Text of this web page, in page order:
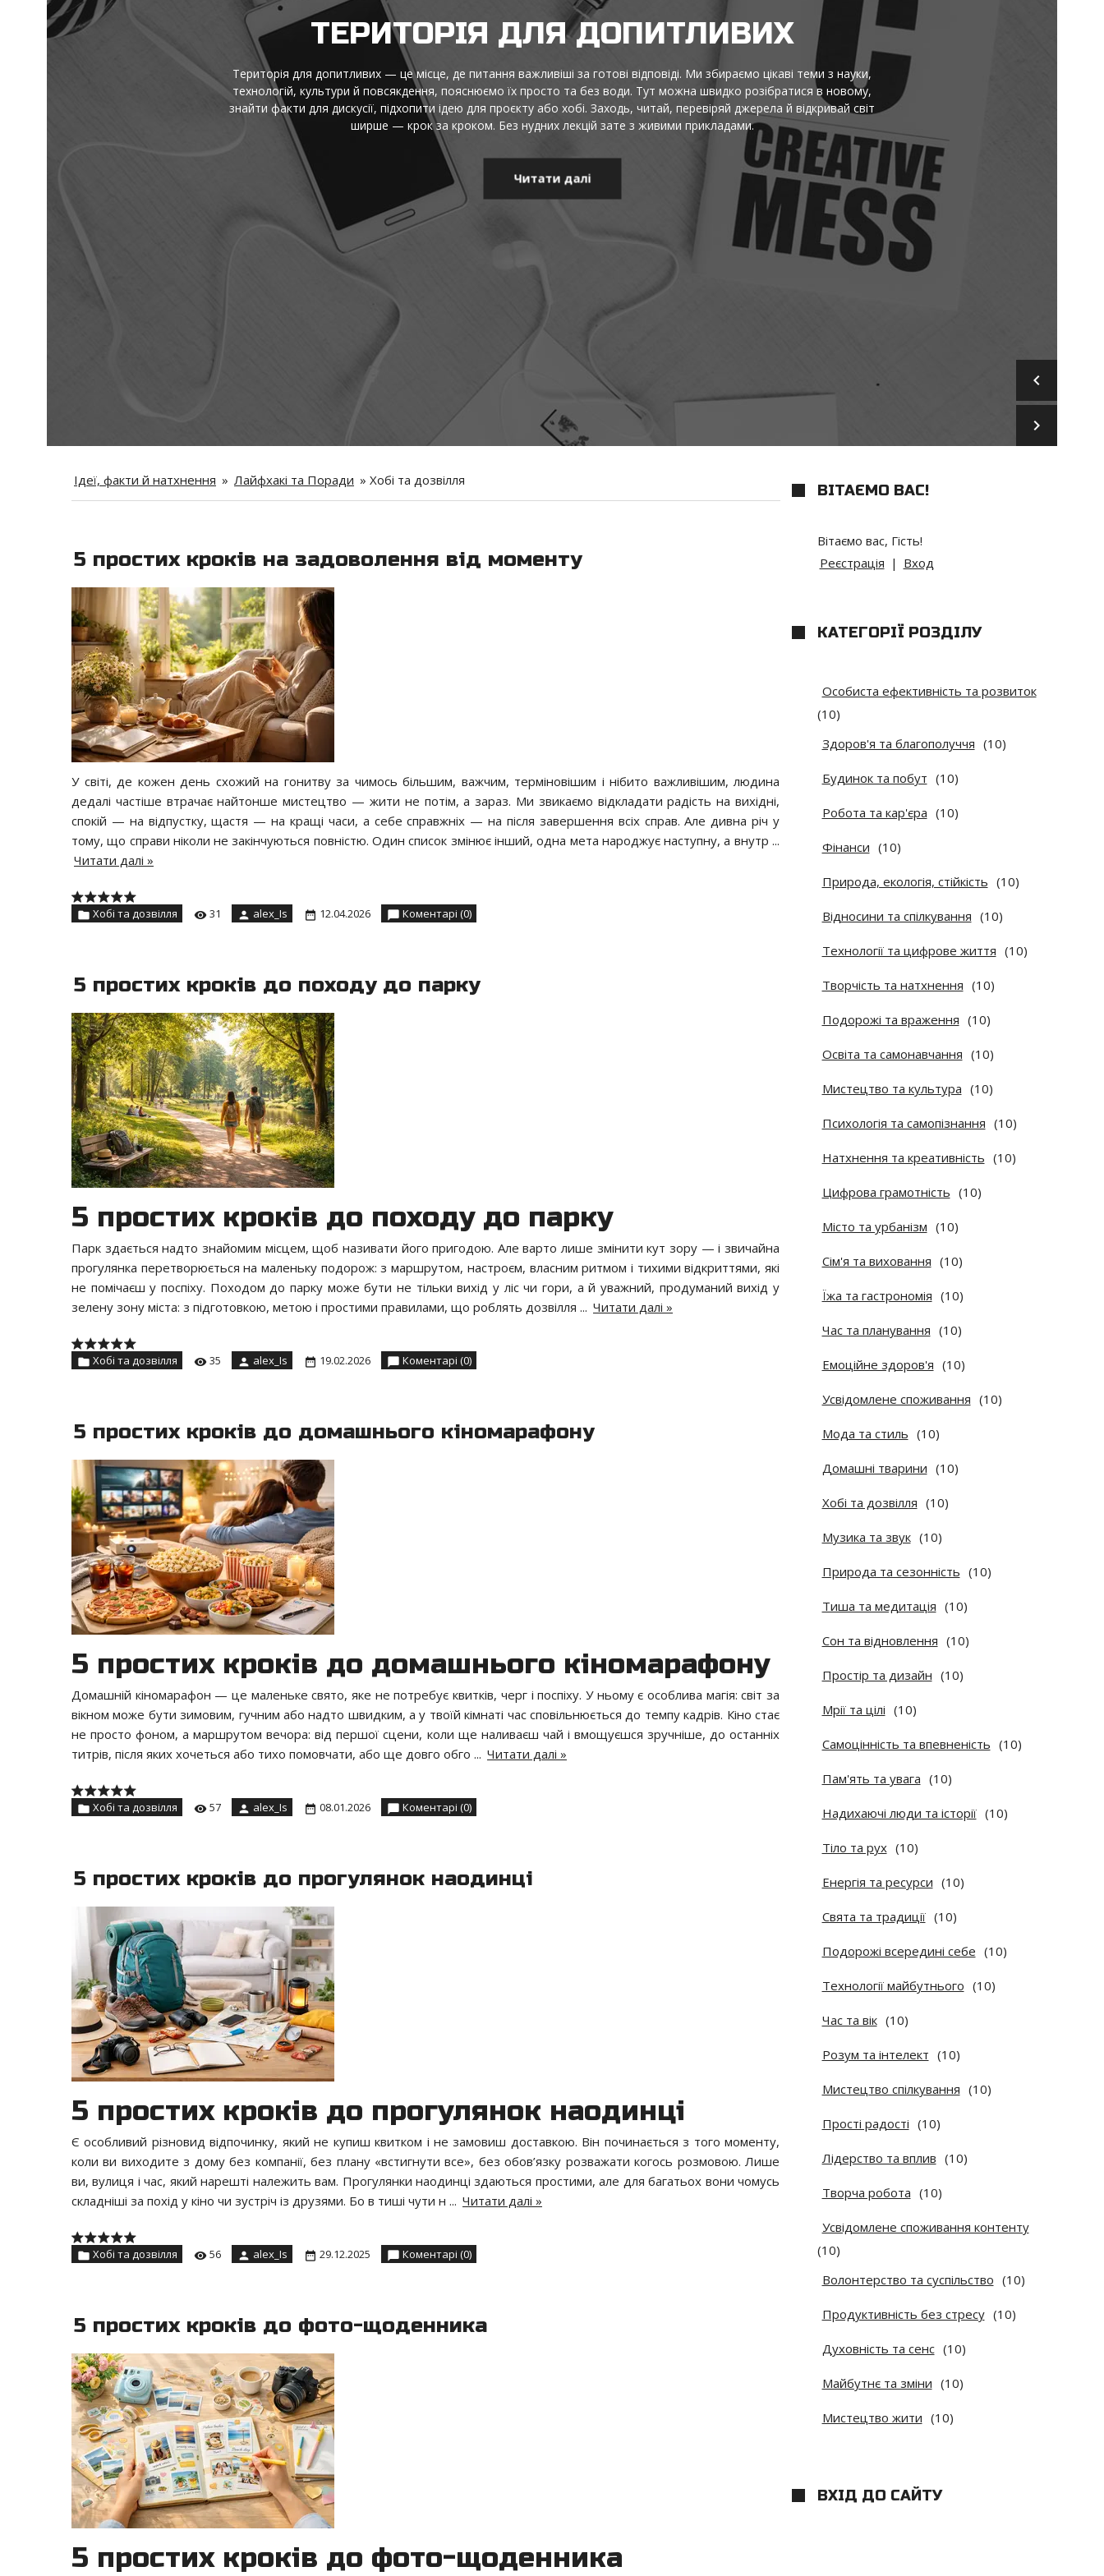
keyboard_arrow_left
keyboard_arrow_right
ІДЕЇ, ФАКТИ Й НАТХНЕННЯ
Ідеї, факти й натхнення — це територія, де цікаві думки стають зрозумілими, а корисна інформація не тоне в шумі. Тут
є короткі пояснення складного, добірки для роздумів, практичні підказки та маленькі відкриття. Читай, порівнюй,
перевіряй і надихайся — щоб бачити ширше, думати точніше й сміливо пробувати нове щодня. Без пафосу й моралей:
лише те, що працює, і те, що змушує усміхнутися та діяти.
Читати далі
Ідеї, факти й натхнення » Лайфхакі та Поради » Хобі та дозвілля
5 простих кроків на задоволення від моменту
У світі, де кожен день схожий на гонитву за чимось більшим, важчим, терміновішим і нібито важливішим, людина
дедалі частіше втрачає найтонше мистецтво — жити не потім, а зараз. Ми звикаємо відкладати радість на вихідні,
спокій — на відпустку, щастя — на кращі часи, а себе справжніх — на після завершення всіх справ. Але дивна річ у
тому, що справи ніколи не закінчуються повністю. Один список змінює інший, одна мета народжує наступну, а внутр ...
Читати далі »
Хобі та дозвілля 31 alex_Is 12.04.2026 Коментарі (0)
5 простих кроків до походу до парку
5 простих кроків до походу до парку
Парк здається надто знайомим місцем, щоб називати його пригодою. Але варто лише змінити кут зору — і звичайна
прогулянка перетворюється на маленьку подорож: з маршрутом, настроєм, власним ритмом і тихими відкриттями, які
не помічаєш у поспіху. Походом до парку може бути не тільки вихід у ліс чи гори, а й уважний, продуманий вихід у
зелену зону міста: з підготовкою, метою і простими правилами, що роблять дозвілля ... Читати далі »
Хобі та дозвілля 35 alex_Is 19.02.2026 Коментарі (0)
5 простих кроків до домашнього кіномарафону
5 простих кроків до домашнього кіномарафону
Домашній кіномарафон — це маленьке свято, яке не потребує квитків, черг і поспіху. У ньому є особлива магія: світ за
вікном може бути зимовим, гучним або надто швидким, а у твоїй кімнаті час сповільнюється до темпу кадрів. Кіно стає
не просто фоном, а маршрутом вечора: від першої сцени, коли ще наливаєш чай і вмощуєшся зручніше, до останніх
титрів, після яких хочеться або тихо помовчати, або ще довго обго ... Читати далі »
Хобі та дозвілля 57 alex_Is 08.01.2026 Коментарі (0)
5 простих кроків до прогулянок наодинці
5 простих кроків до прогулянок наодинці
Є особливий різновид відпочинку, який не купиш квитком і не замовиш доставкою. Він починається з того моменту,
коли ви виходите з дому без компанії, без плану «встигнути все», без обов’язку розважати когось розмовою. Лише
ви, вулиця і час, який нарешті належить вам. Прогулянки наодинці здаються простими, але для багатьох вони чомусь
складніші за похід у кіно чи зустріч із друзями. Бо в тиші чути н ... Читати далі »
Хобі та дозвілля 56 alex_Is 29.12.2025 Коментарі (0)
5 простих кроків до фото-щоденника
5 простих кроків до фото-щоденника
ВІТАЄМО ВАС!
Вітаємо вас, Гість!
Реєстрація | Вход
КАТЕГОРІЇ РОЗДІЛУ
Особиста ефективність та розвиток
(10)
Здоров'я та благополуччя (10)
Будинок та побут (10)
Робота та кар'єра (10)
Фінанси (10)
Природа, екологія, стійкість (10)
Відносини та спілкування (10)
Технології та цифрове життя (10)
Творчість та натхнення (10)
Подорожі та враження (10)
Освіта та самонавчання (10)
Мистецтво та культура (10)
Психологія та самопізнання (10)
Натхнення та креативність (10)
Цифрова грамотність (10)
Місто та урбанізм (10)
Сім'я та виховання (10)
Їжа та гастрономія (10)
Час та планування (10)
Емоційне здоров'я (10)
Усвідомлене споживання (10)
Мода та стиль (10)
Домашні тварини (10)
Хобі та дозвілля (10)
Музика та звук (10)
Природа та сезонність (10)
Тиша та медитація (10)
Сон та відновлення (10)
Простір та дизайн (10)
Мрії та цілі (10)
Самоцінність та впевненість (10)
Пам'ять та увага (10)
Надихаючі люди та історії (10)
Тіло та рух (10)
Енергія та ресурси (10)
Свята та традиції (10)
Подорожі всередині себе (10)
Технології майбутнього (10)
Час та вік (10)
Розум та інтелект (10)
Мистецтво спілкування (10)
Прості радості (10)
Лідерство та вплив (10)
Творча робота (10)
Усвідомлене споживання контенту
(10)
Волонтерство та суспільство (10)
Продуктивність без стресу (10)
Духовність та сенс (10)
Майбутнє та зміни (10)
Мистецтво жити (10)
ВХІД ДО САЙТУ